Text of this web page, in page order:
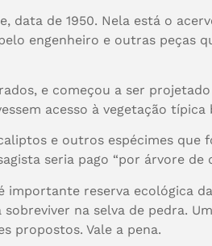
de 1950. Nela está o
engenheiro e outras peças
e começou a ser
acesso à vegetação típica
e outros espécimes que
seria pago “por árvore de
importante reserva ecológica
na selva de pedra.
propostos. Vale a pena.